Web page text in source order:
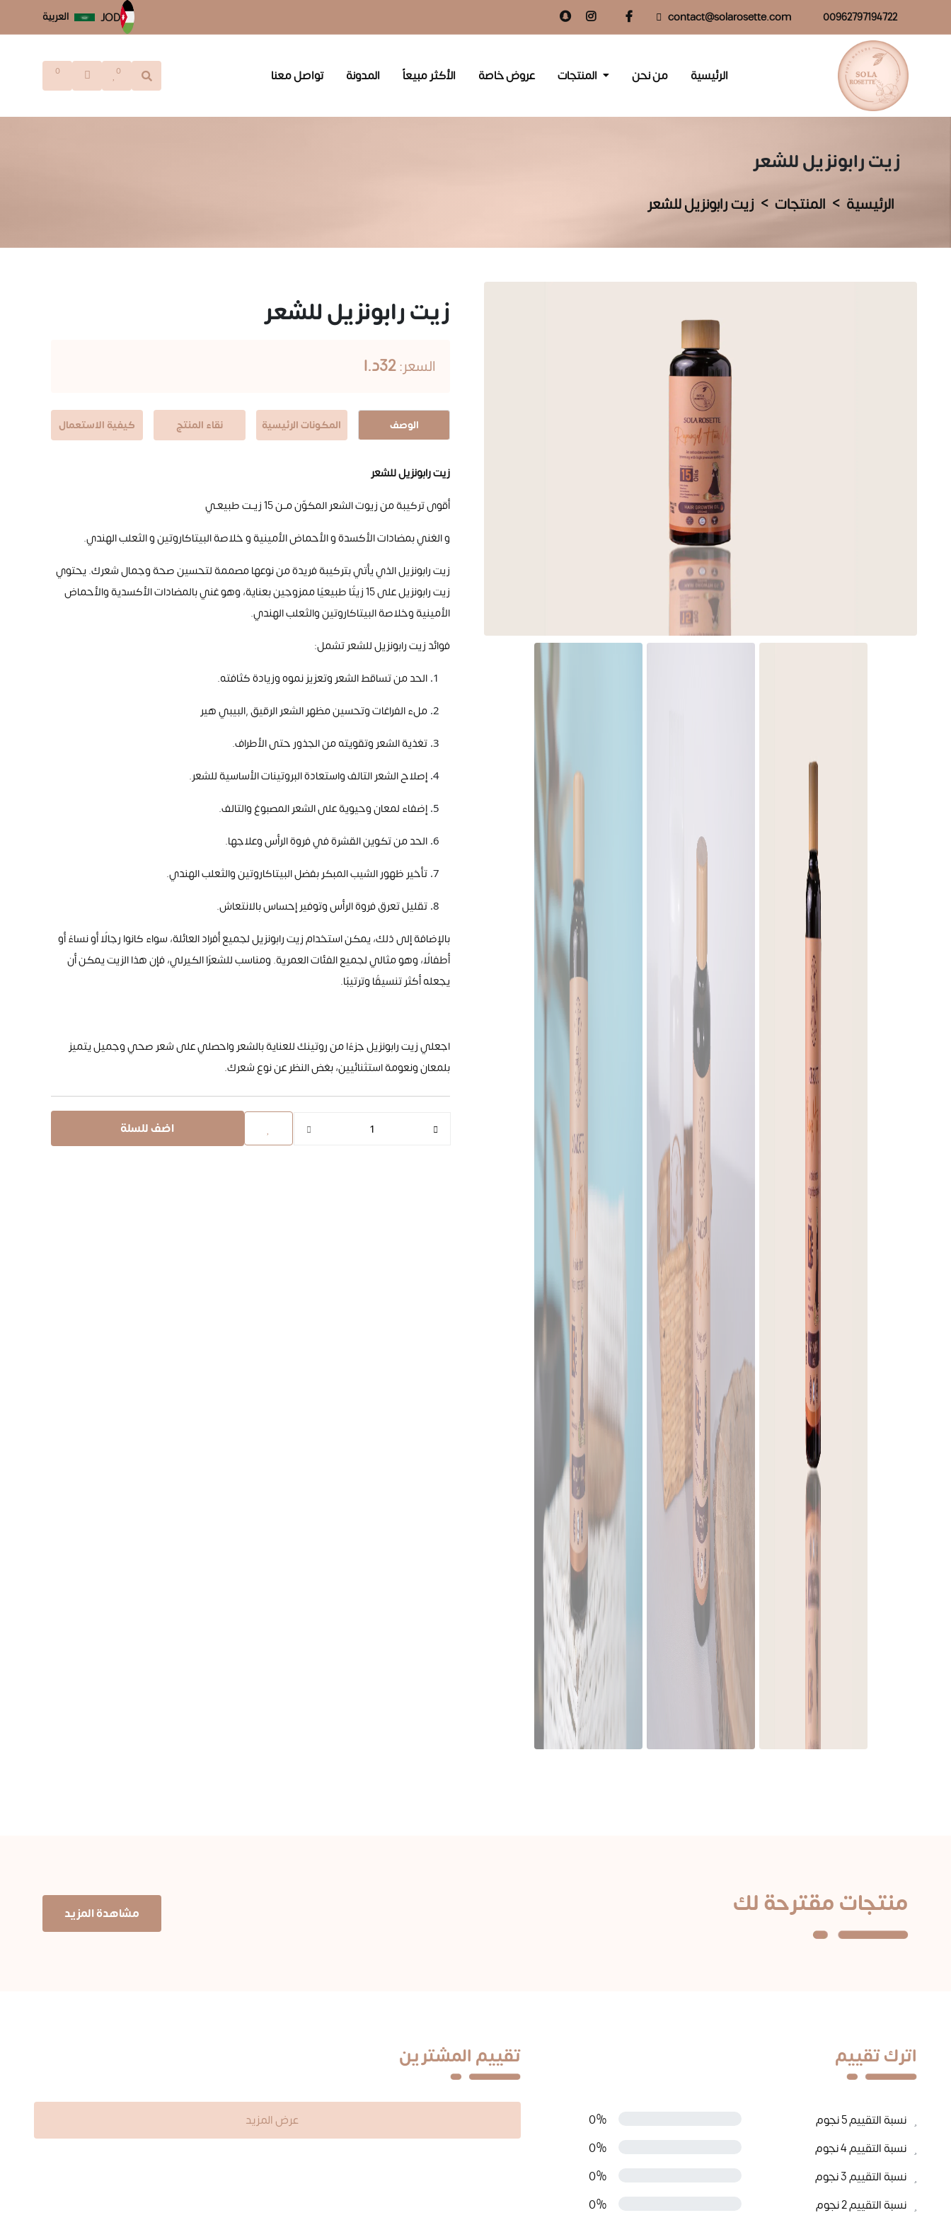
00962797194722
contact@solarosette.com
JOD العربية
الرئيسية من نحن المنتجات عروض خاصة الأكثر مبيعاً المدونة تواصل معنا 0
0
زيت رابونزيل للشعر
الرئيسية المنتجات زيت رابونزيل للشعر
زيت رابونزيل للشعر
السعر:32د.ا
الوصف المكونات الرئيسية نقاء المنتج كيفية الاستعمال
زيت رابونزيل للشعر
أقوى تركيبة من زيوت الشعر المكوّن مــن 15 زيــت طبيعـي
و الغني بمضادات الأكسدة و الأحماض الأمينية و خلاصة البيتاكاروتين و الثعلب الهندي.
زيت رابونزيل الذي يأتي بتركيبة فريدة من نوعها مصممة لتحسين صحة وجمال شعرك. يحتوي
زيت رابونزيل على 15 زيتًا طبيعيًا ممزوجين بعناية، وهو غني بالمضادات الأكسدية والأحماض
الأمينية وخلاصة البيتاكاروتين والثعلب الهندي.
فوائد زيت رابونزيل للشعر تشمل:
الحد من تساقط الشعر وتعزيز نموه وزيادة كثافته.
ملء الفراغات وتحسين مظهر الشعر الرقيق,البيبي هير
تغذية الشعر وتقويته من الجذور حتى الأطراف.
إصلاح الشعر التالف واستعادة البروتينات الأساسية للشعر.
إضفاء لمعان وحيوية على الشعر المصبوغ والتالف.
الحد من تكوين القشرة في فروة الرأس وعلاجها.
تأخير ظهور الشيب المبكر بفضل البيتاكاروتين والثعلب الهندي.
تقليل تعرق فروة الرأس وتوفير إحساس بالانتعاش.
بالإضافة إلى ذلك، يمكن استخدام زيت رابونزيل لجميع أفراد العائلة، سواء كانوا رجالًا أو نساءً أو
أطفالًا، وهو مثالي لجميع الفئات العمرية. ومناسب للشعرًا الكيرلي، فإن هذا الزيت يمكن أن
يجعله أكثر تنسيقًا وترتيبًا.
اجعلي زيت رابونزيل جزءًا من روتينك للعناية بالشعر واحصلي على شعر صحي وجميل يتميز
بلمعان ونعومة استثنائيين، بغض النظر عن نوع شعرك.
اضف للسلة
منتجات مقترحة لك مشاهدة المزيد
اترك تقييم
نسبة التقييم 5 نجوم
0%
نسبة التقييم 4 نجوم
0%
نسبة التقييم 3 نجوم
0%
نسبة التقييم 2 نجوم
0%
تقييم المشترين
عرض المزيد